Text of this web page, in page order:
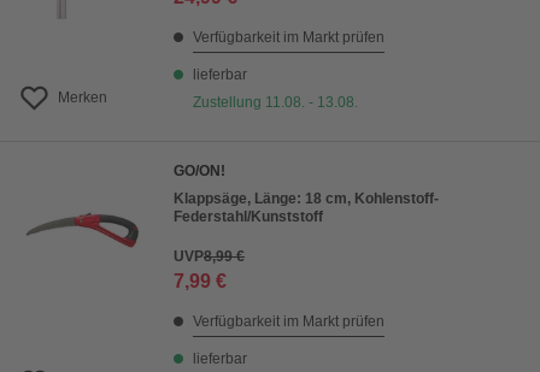
Merken
Verfügbarkeit im Markt prüfen
lieferbar
Zustellung 11.08. - 13.08.
GO/ON!
Klappsäge, Länge: 18 cm, Kohlenstoff-
Federstahl/Kunststoff
UVP8,99 €
7,99 €
Verfügbarkeit im Markt prüfen
lieferbar